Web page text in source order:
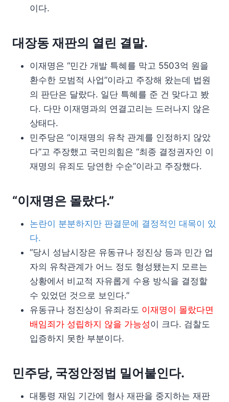
이다.
대장동 재판의 열린 결말.
이재명은 “민간 개발 특혜를 막고 5503억 원을
환수한 모범적 사업”이라고 주장해 왔는데 법원
의 판단은 달랐다. 일단 특혜를 준 건 맞다고 봤
다. 다만 이재명과의 연결고리는 드러나지 않은
상태다.
민주당은 “이재명의 유착 관계를 인정하지 않았
다”고 주장했고 국민의힘은 “최종 결정권자인 이
재명의 유죄도 당연한 수순”이라고 주장했다.
“이재명은 몰랐다.”
논란이 분분하지만 판결문에 결정적인 대목이 있
다.
“당시 성남시장은 유동규나 정진상 등과 민간 업
자의 유착관계가 어느 정도 형성됐는지 모르는
상황에서 비교적 자유롭게 수용 방식을 결정할
수 있었던 것으로 보인다.”
유동규나 정진상이 유죄라도 이재명이 몰랐다면
배임죄가 성립하지 않을 가능성이 크다. 검찰도
입증하지 못한 부분이다.
민주당, 국정안정법 밀어붙인다.
대통령 재임 기간에 형사 재판을 중지하는 재판